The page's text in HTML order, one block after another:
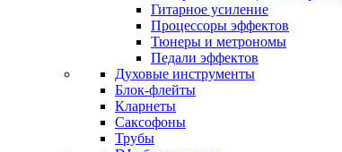
Гитарное усиление
Процессоры эффектов
Тюнеры и метрономы
Педали эффектов
Духовые инструменты
Блок-флейты
Кларнеты
Саксофоны
Трубы